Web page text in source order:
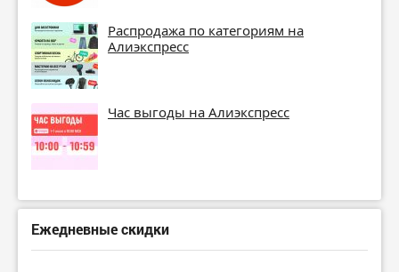
Распродажа по категориям на
Алиэкспресс
Час выгоды на Алиэкспресс
Ежедневные скидки